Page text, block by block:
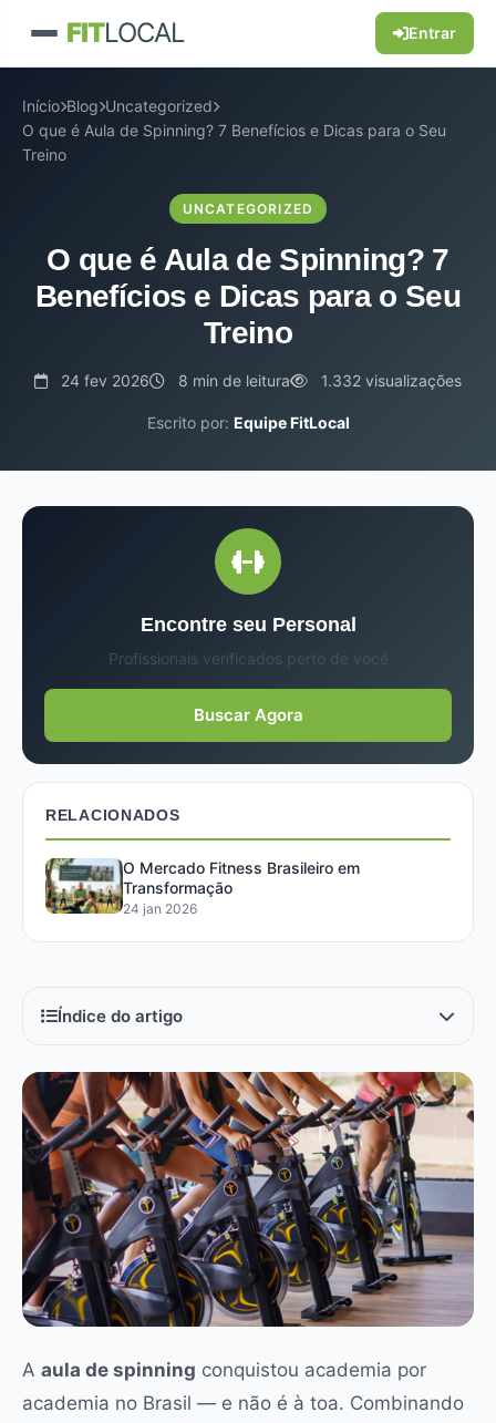
FITLOCAL Entrar
Início Blog Uncategorized
O que é Aula de Spinning? 7 Benefícios e Dicas para o Seu
Treino
UNCATEGORIZED
O que é Aula de Spinning? 7
Benefícios e Dicas para o Seu
Treino
24 fev 2026 8 min de leitura 1.332 visualizações
Escrito por: Equipe FitLocal
Índice do artigo
A aula de spinning conquistou academia por
academia no Brasil — e não é à toa. Combinando
Encontre seu Personal
Profissionais verificados perto de você
Buscar Agora
RELACIONADOS
O Mercado Fitness Brasileiro em
Transformação
24 jan 2026